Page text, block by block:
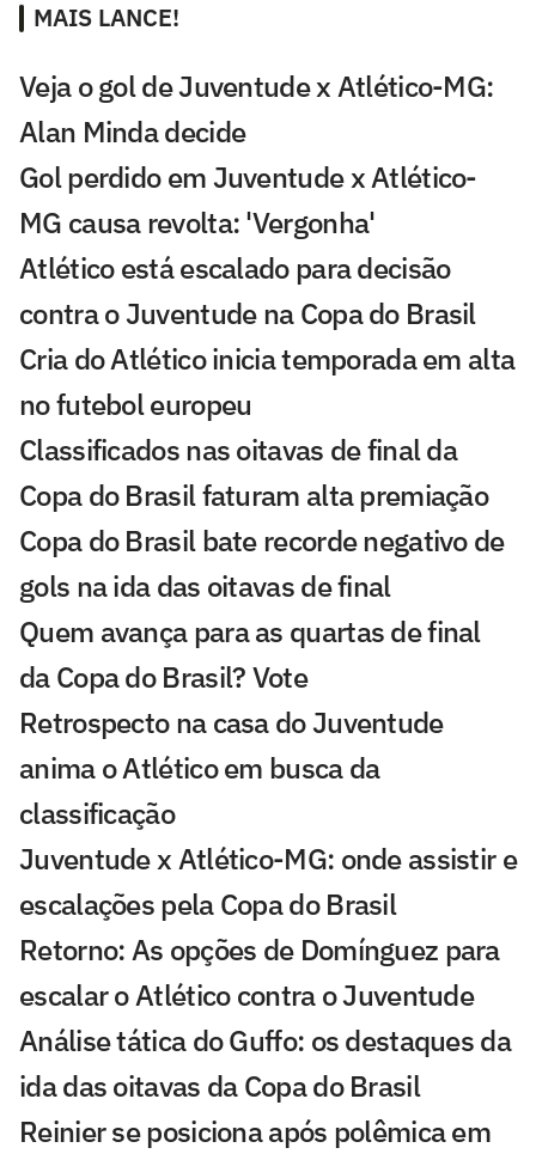
MAIS LANCE!
Veja o gol de Juventude x Atlético-MG:
Alan Minda decide
Gol perdido em Juventude x Atlético-
MG causa revolta: 'Vergonha'
Atlético está escalado para decisão
contra o Juventude na Copa do Brasil
Cria do Atlético inicia temporada em alta
no futebol europeu
Classificados nas oitavas de final da
Copa do Brasil faturam alta premiação
Copa do Brasil bate recorde negativo de
gols na ida das oitavas de final
Quem avança para as quartas de final
da Copa do Brasil? Vote
Retrospecto na casa do Juventude
anima o Atlético em busca da
classificação
Juventude x Atlético-MG: onde assistir e
escalações pela Copa do Brasil
Retorno: As opções de Domínguez para
escalar o Atlético contra o Juventude
Análise tática do Guffo: os destaques da
ida das oitavas da Copa do Brasil
Reinier se posiciona após polêmica em